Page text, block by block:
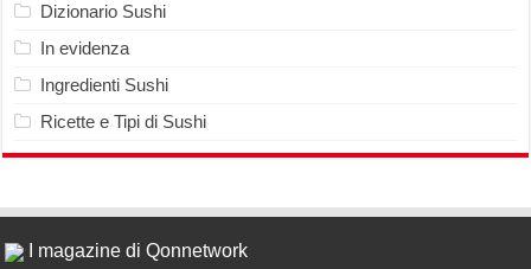
Dizionario Sushi
In evidenza
Ingredienti Sushi
Ricette e Tipi di Sushi
I magazine di Qonnetwork